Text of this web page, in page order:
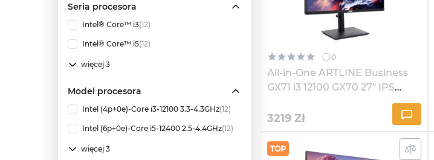
Seria procesora
Intel® Core™ i3(12)
Intel® Core™ i5(12)
więcej 3
Model procesora
Intel (4p+0e)-Core i3-12100 3.3-4.3GHz(12)
Intel (6p+0e)-Core i5-12400 2.5-4.4GHz(12)
więcej 3
0
All-in-One ARTLINE Business
GX71 i3 12100 GX70 27" IPS
3219 Zł